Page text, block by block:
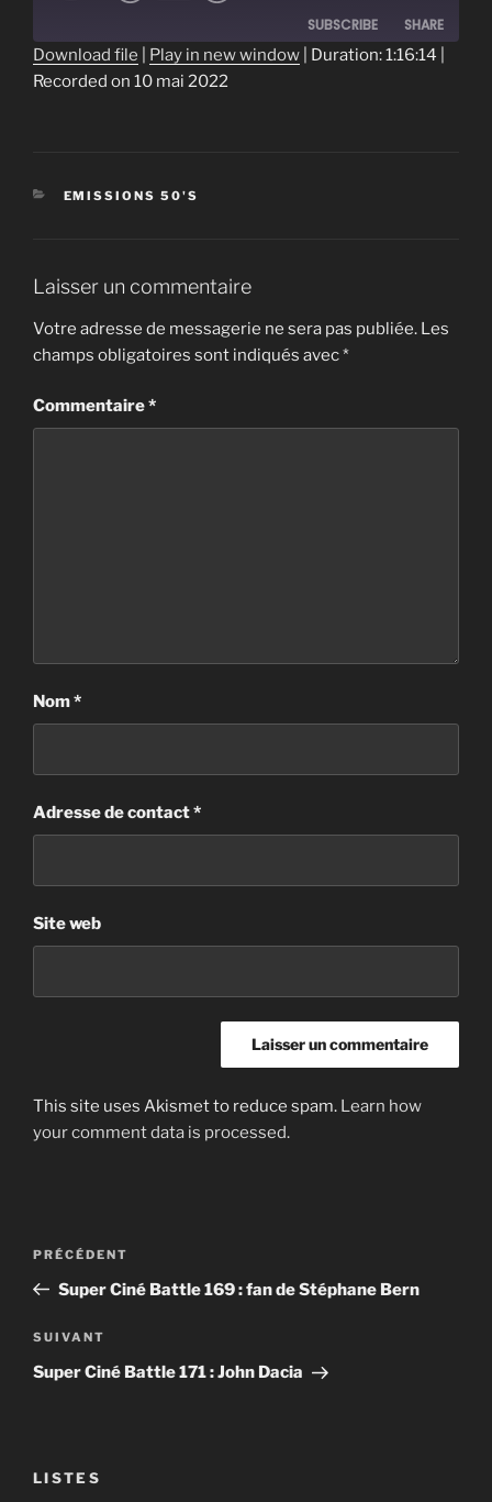
SUBSCRIBE SHARE
SHARE
Download file Play in new window Duration: 1:16:14
Recorded on 10 mai 2022
CATÉGORIES
EMISSIONS 50'S
Laisser un commentaire
Votre adresse de messagerie ne sera pas publiée. Les
champs obligatoires sont indiqués avec*
Commentaire*
Nom*
Adresse de contact*
Site web
This site uses Akismet to reduce spam. Learn how
your comment data is processed.
Post
Article
précédent
PRÉCÉDENT
Super Ciné Battle 169 : fan de Stéphane Bern
Article
suivant
SUIVANT
Super Ciné Battle 171 : John Dacia
LISTES